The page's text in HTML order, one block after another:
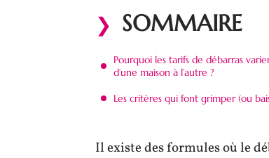
SOMMAIRE
Pourquoi les tarifs de débarras
d’une maison à l’autre ?
Les critères qui font grimper (ou
Il existe des formules où le